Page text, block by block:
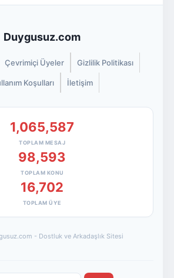
Duygusuz.com
Çevrimiçi Üyeler Gizlilik Politikası
Koşulları İletişim
1,065,587
TOPLAM MESAJ
98,593
TOPLAM KONU
16,702
TOPLAM ÜYE
- Dostluk ve Arkadaşlık Sitesi